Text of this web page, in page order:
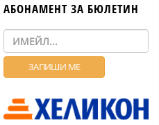
АБОНАМЕНТ ЗА БЮЛЕТИН